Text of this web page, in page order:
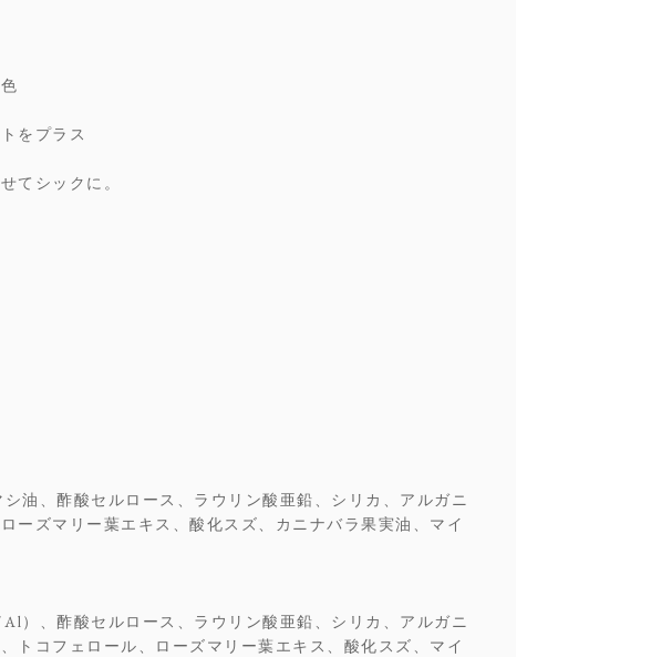
をプラス
てシックに。
油、酢酸セルロース、ラウリン酸亜鉛、シリカ、アルガニ
ーズマリー葉エキス、酸化スズ、カニナバラ果実油、マイ
）、酢酸セルロース、ラウリン酸亜鉛、シリカ、アルガニ
トコフェロール、ローズマリー葉エキス、酸化スズ、マイ